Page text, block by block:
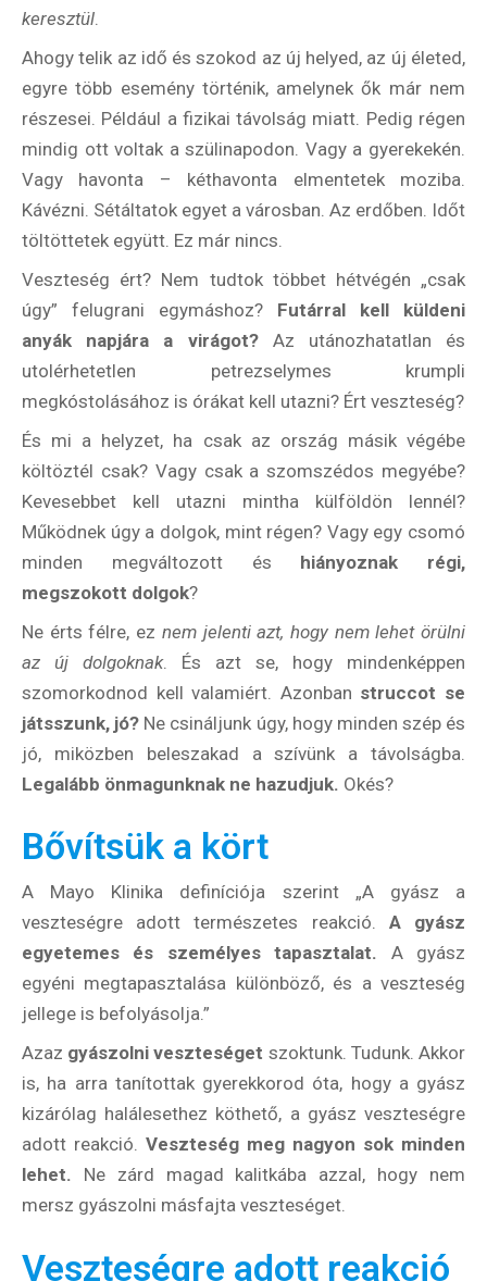
keresztül
Ahogy telik az idő és szokod az új helyed, az új életed,
egyre több esemény történik, amelynek ők már nem
részesei. Például a fizikai távolság miatt. Pedig régen
mindig ott voltak a szülinapodon. Vagy a gyerekekén.
Vagy havonta – kéthavonta elmentetek moziba.
Kávézni. Sétáltatok egyet a városban. Az erdőben. Időt
töltöttetek együtt. Ez már nincs.
Veszteség ért? Nem tudtok többet hétvégén „csak
úgy” felugrani egymáshoz? Futárral kell küldeni
anyák napjára a virágot?Az utánozhatatlan és
utolérhetetlen petrezselymes krumpli
megkóstolásához is órákat kell utazni? Ért veszteség?
És mi a helyzet, ha csak az ország másik végébe
költöztél csak? Vagy csak a szomszédos megyébe?
Kevesebbet kell utazni mintha külföldön lennél?
Működnek úgy a dolgok, mint régen? Vagy egy csomó
minden megváltozott és hiányoznak régi,
megszokott dolgok?
Ne érts félre, ez nem jelenti azt, hogy nem lehet örülni
az új dolgoknak. És azt se, hogy mindenképpen
szomorkodnod kell valamiért. Azonban struccot se
játsszunk, jó? Ne csináljunk úgy, hogy minden szép és
jó, miközben beleszakad a szívünk a távolságba.
Legalább önmagunknak ne hazudjuk. Okés?
Bővítsük a kört
A Mayo Klinika definíciója szerint „A gyász a
veszteségre adott természetes reakció. A gyász
egyetemes és személyes tapasztalat. A gyász
egyéni megtapasztalása különböző, és a veszteség
jellege is befolyásolja.”
Azaz gyászolni veszteséget szoktunk. Tudunk. Akkor
is, ha arra tanítottak gyerekkorod óta, hogy a gyász
kizárólag halálesethez köthető, a gyász veszteségre
adott reakció. Veszteség meg nagyon sok minden
lehet. Ne zárd magad kalitkába azzal, hogy nem
mersz gyászolni másfajta veszteséget.
Veszteségre adott reakció